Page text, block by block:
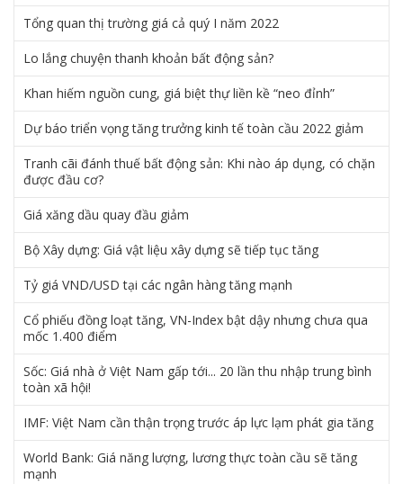
Tổng quan thị trường giá cả quý I năm 2022
Lo lắng chuyện thanh khoản bất động sản?
Khan hiếm nguồn cung, giá biệt thự liền kề “neo đỉnh”
Dự báo triển vọng tăng trưởng kinh tế toàn cầu 2022 giảm
Tranh cãi đánh thuế bất động sản: Khi nào áp dụng, có chặn
được đầu cơ?
Giá xăng dầu quay đầu giảm
Bộ Xây dựng: Giá vật liệu xây dựng sẽ tiếp tục tăng
Tỷ giá VND/USD tại các ngân hàng tăng mạnh
Cổ phiếu đồng loạt tăng, VN-Index bật dậy nhưng chưa qua
mốc 1.400 điểm
Sốc: Giá nhà ở Việt Nam gấp tới... 20 lần thu nhập trung bình
toàn xã hội!
IMF: Việt Nam cần thận trọng trước áp lực lạm phát gia tăng
World Bank: Giá năng lượng, lương thực toàn cầu sẽ tăng
mạnh